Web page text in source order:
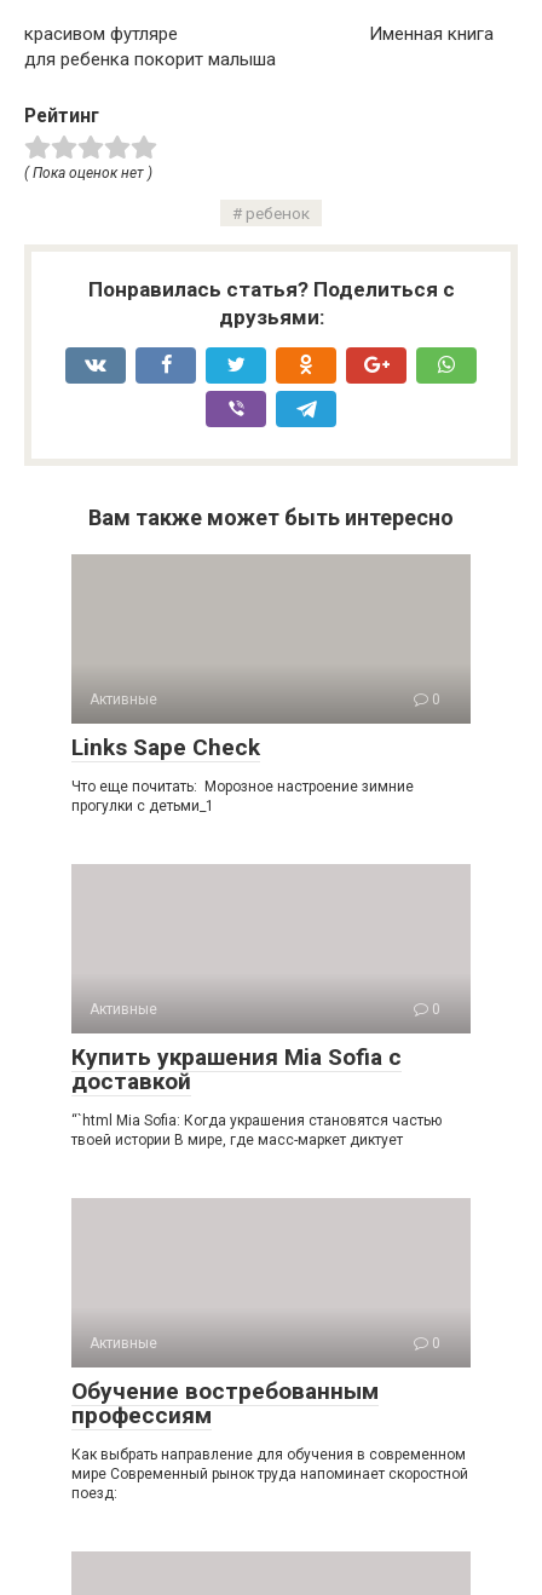
красивом футляре
Именная книга
для ребенка покорит малыша
Рейтинг
( Пока оценок нет )
ребенок
Понравилась статья? Поделиться с
друзьями:
Вам также может быть интересно
Активные 0
Links Sape Check
Что еще почитать: Морозное настроение зимние
прогулки с детьми_1
Активные 0
Купить украшения Mia Sofia с
доставкой
“`html Mia Sofia: Когда украшения становятся частью
твоей истории В мире, где масс-маркет диктует
Активные 0
Обучение востребованным
профессиям
Как выбрать направление для обучения в современном
мире Современный рынок труда напоминает скоростной
поезд: